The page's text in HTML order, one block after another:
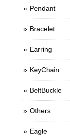
Pendant
Bracelet
Earring
KeyChain
BeltBuckle
Others
Eagle